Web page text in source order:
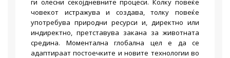
ги олесни секојдневните процеси. Колку повеќе
човекот истражува и создава, толку повеќе
употребува природни ресурси и, директно или
индиректно, претставува закана за животната
средина. Моментална глобална цел е да се
адаптираат постоечките и новите технологии во